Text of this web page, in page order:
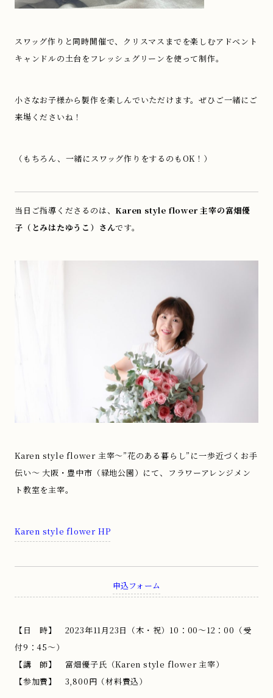
スワッグ作りと同時開催で、クリスマスまでを楽しむアドベント
キャンドルの土台をフレッシュグリーンを使って制作。
小さなお子様から製作を楽しんでいただけます。ぜひご一緒にご
来場くださいね！
（もちろん、一緒にスワッグ作りをするのもOK！）
当日ご指導くださるのは、Karen style flower 主宰の富畑優
子（とみはたゆうこ）さんです。
Karen style flower 主宰～”花のある暮らし”に一歩近づくお手
伝い～ 大阪・豊中市（緑地公園）にて、フラワーアレンジメン
ト教室を主宰。
Karen style flower HP
申込フォーム
【日 時】 2023年11月23日（木・祝）10：00～12：00（受
付9：45～）
【講 師】 富畑優子氏（Karen style flower 主宰）
【参加費】 3,800円（材料費込）